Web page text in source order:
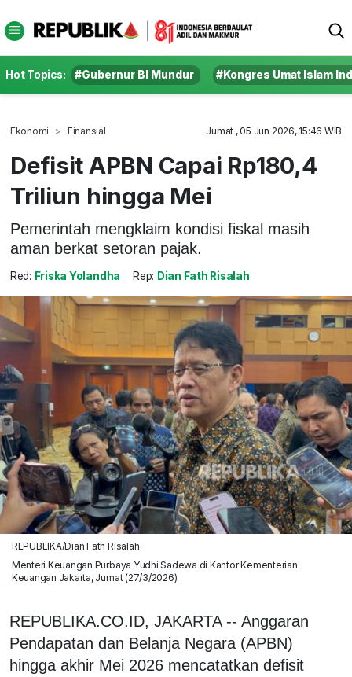
Hot Topics: #Gubernur BI Mundur #Kongres Umat Islam
Ekonomi Finansial Jumat , 05 Jun 2026, 15:46 WIB
Defisit APBN Capai Rp180,4
Triliun hingga Mei
Pemerintah mengklaim kondisi fiskal masih
aman berkat setoran pajak.
Red: Friska Yolandha Rep: Dian Fath Risalah
REPUBLIKA/Dian Fath Risalah
Menteri Keuangan Purbaya Yudhi Sadewa di Kantor Kementerian
Keuangan Jakarta, Jumat (27/3/2026).
REPUBLIKA.CO.ID, JAKARTA -- Anggaran
Pendapatan dan Belanja Negara (APBN)
hingga akhir Mei 2026 mencatatkan defisit